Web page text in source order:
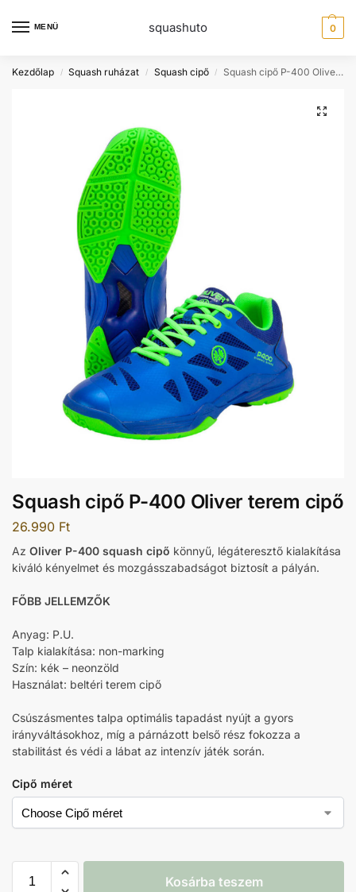
MENÜ squashuto 0
Kezdőlap / Squash ruházat / Squash cipő / Squash cipő P-400 Oliver terem cipő
Squash cipő P-400 Oliver terem cipő
26.990 Ft
Az Oliver P-400 squash cipő könnyű, légáteresztő kialakítása
kiváló kényelmet és mozgásszabadságot biztosít a pályán.
FŐBB JELLEMZŐK
Anyag: P.U.
Talp kialakítása: non-marking
Szín: kék – neonzöld
Használat: beltéri terem cipő
Csúszásmentes talpa optimális tapadást nyújt a gyors
irányváltásokhoz, míg a párnázott belső rész fokozza a
stabilitást és védi a lábat az intenzív játék során.
Cipő méret
Kosárba teszem